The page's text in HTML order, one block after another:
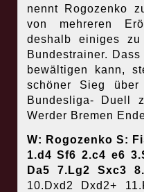
nennt Rogozenko
von mehreren
deshalb einiges
Bundestrainer.
bewältigen kann,
schöner Sieg
Bundesliga- Duell
Werder Bremen
W: Rogozenko S:
1.d4 Sf6 2.c4 e6
Da5 7.Lg2 Sxc3
10.Dxd2 Dxd2+